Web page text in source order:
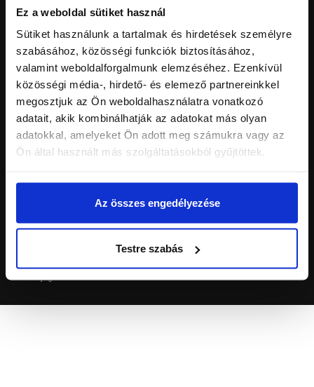
Ez a weboldal sütiket használ
Sütiket használunk a tartalmak és hirdetések személyre
szabásához, közösségi funkciók biztosításához,
valamint weboldalforgalmunk elemzéséhez. Ezenkívül
közösségi média-, hirdető- és elemező partnereinkkel
megosztjuk az Ön weboldalhasználatra vonatkozó
adatait, akik kombinálhatják az adatokat más olyan
adatokkal, amelyeket Ön adott meg számukra vagy az
Ön által használt más szolgáltatásokból gyűjtöttek.
Az összes engedélyezése
Testre szabás
Általános Szerződési Feltételek
Adatkezelési tájékoztató
A feltüntetett árak kizárólag az Építőanyag.hu-n keresztül leadott
megrendelésekre vonatkoznak! Építőanyag 2024
Minden jog fenntartva.